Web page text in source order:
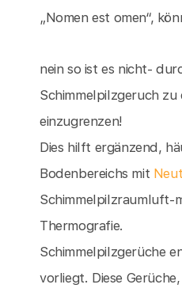
„Nomen est omen“,
nein so ist es nicht-
Schimmelpilzgeruch
einzugrenzen!
Dies hilft ergänzend,
Bodenbereichs mit
Schimmelpilzraumluft-
Thermografie.
Schimmelpilzgerüche
vorliegt. Diese